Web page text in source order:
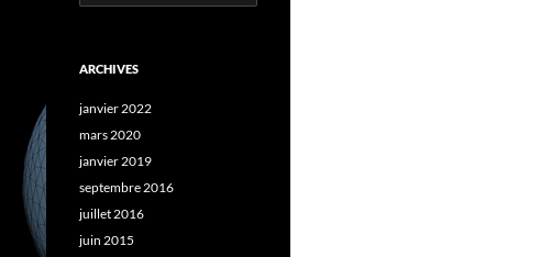
ARCHIVES
janvier 2022
mars 2020
janvier 2019
septembre 2016
juillet 2016
juin 2015